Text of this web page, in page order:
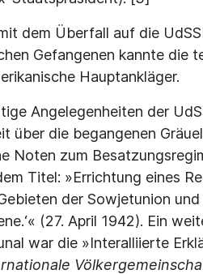
dem Überfall auf die
Gefangenen kannte die
Hauptankläger.
Angelegenheiten der
über die begangenen
Noten zum
Titel: »Errichtung eines
der Sowjetunion
(27. April 1942). Ein
war die »Interalliierte